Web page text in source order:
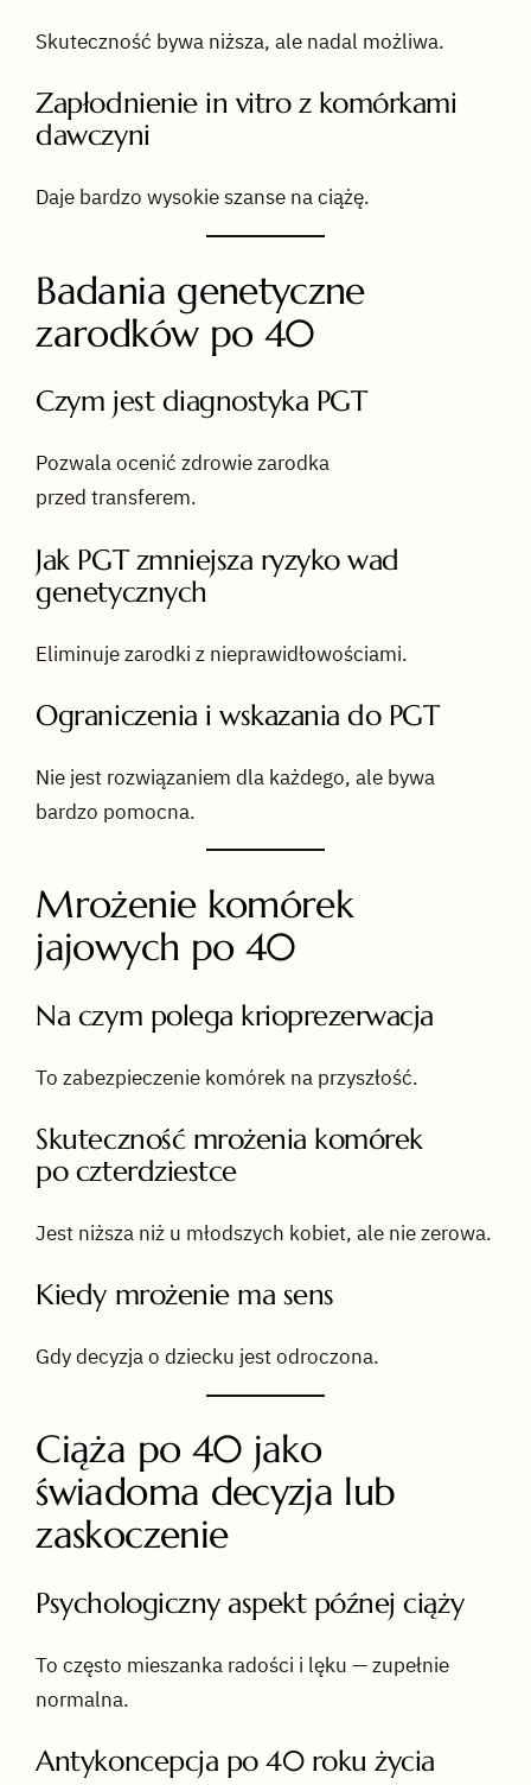
Skuteczność bywa niższa, ale nadal możliwa.
Zapłodnienie in vitro z komórkami
dawczyni
Daje bardzo wysokie szanse na ciążę.
Badania genetyczne
zarodków po 40
Czym jest diagnostyka PGT
Pozwala ocenić zdrowie zarodka
przed transferem.
Jak PGT zmniejsza ryzyko wad
genetycznych
Eliminuje zarodki z nieprawidłowościami.
Ograniczenia i wskazania do PGT
Nie jest rozwiązaniem dla każdego, ale bywa
bardzo pomocna.
Mrożenie komórek
jajowych po 40
Na czym polega krioprezerwacja
To zabezpieczenie komórek na przyszłość.
Skuteczność mrożenia komórek
po czterdziestce
Jest niższa niż u młodszych kobiet, ale nie zerowa.
Kiedy mrożenie ma sens
Gdy decyzja o dziecku jest odroczona.
Ciąża po 40 jako
świadoma decyzja lub
zaskoczenie
Psychologiczny aspekt późnej ciąży
To często mieszanka radości i lęku — zupełnie
normalna.
Antykoncepcja po 40 roku życia